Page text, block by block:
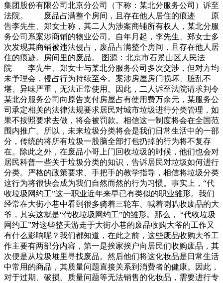
集团股份有限公司北京分公司（下称：某北分服务公司）诉至
法院。 废品占满整个房间，且存在他人居住的痕迹 原
告李先生、郑女士称，其二人为涉案商铺所有权人，某北分服
务公司系案涉商铺的物业公司。自年月起，李先生、郑女士多
次发现其商铺被违法侵占，废品占满整个房间，且存在他人居
住的痕迹。房间里的废品。 图源：北京市石景山区人民法
院 李先生、郑女士与某北分服务公司多次交涉，但对方均
未予理会，侵占行为持续至今。案涉房屋房门损坏、脏乱不
堪、异味严重，无法正常使用。因此，二人诉至法院请求判令
某北分服务公司向原告支付房屋占有使用费万余元，某服务公
司承定相关的法律法规要求居民对城市垃圾进行分类管理，如
果不按照要求去做，将会被罚款。相信这一制度将会在全国范
围内推广。所以，未来垃圾分类将会是我们日常生活中的一部
分，传统的将所有垃圾一股脑全部打包扔掉的行为将不复存
在。除此之外，在废品小哥上门回收垃圾的时候，他们也会对
居民科普一些关于垃圾分类的知识，告诉居民对垃圾如何进行
分类。严格的政策要求、手把手的教学指导，相信将垃圾分类
这行为将很快会成为我们自然而然的行为习惯。事实上，“代
收垃圾网约工”这一职业近年来早已有类似的职业雏形。我们
经常在大街小巷中看到很多骑着三轮车、喊着喇叭收废品的大
爷，其实这就是“代收垃圾网约工”的雏形。那么， “代收垃圾
网约工”对这些整天游走于大街小巷的废品收购大爷的工作又
有什么影响呢？我们都知道，在此之前，这些废品收购大爷工
作主要有两部分内容，第一是挨家挨户向居民们收购废品，其
次便是从垃圾堆里寻找废品。然后他们将这化妆品是日常生活
中常用的商品，其质量问题直接关系到消费者的健康。因此，
对于过期、破损、质量问题等无法销售的化妆品，需要进行专